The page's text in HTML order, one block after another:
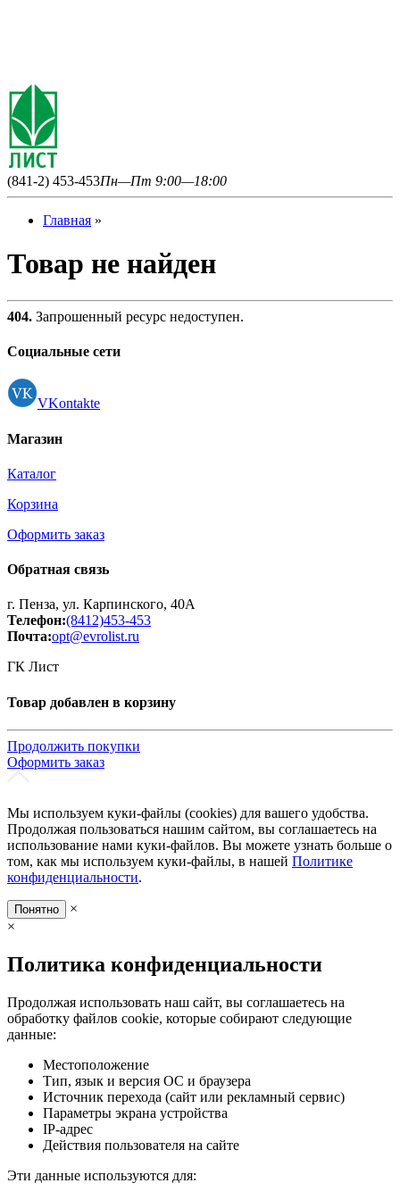
(841-2) 453-453Пн—Пт 9:00—18:00
Главная »
Товар не найден
404. Запрошенный ресурс недоступен.
Социальные сети
VKontakte
Магазин
Каталог
Корзина
Оформить заказ
Обратная связь
г. Пенза, ул. Карпинского, 40А
Телефон:(8412)453-453
Почта:opt@evrolist.ru
ГК Лист
Товар добавлен в корзину
Продолжить покупки
Оформить заказ
Мы используем куки-файлы (cookies) для вашего удобства.
Продолжая пользоваться нашим сайтом, вы соглашаетесь на
использование нами куки-файлов. Вы можете узнать больше о
том, как мы используем куки-файлы, в нашей Политике
конфиденциальности.
Понятно
×
×
Политика конфиденциальности
Продолжая использовать наш сайт, вы соглашаетесь на
обработку файлов cookie, которые собирают следующие
данные:
Местоположение
Тип, язык и версия ОС и браузера
Источник перехода (сайт или рекламный сервис)
Параметры экрана устройства
IP-адрес
Действия пользователя на сайте
Эти данные используются для: